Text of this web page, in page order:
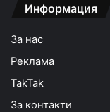
Информация
За нас
Реклама
TakTak
За контакти